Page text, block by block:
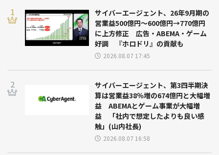
サイバーエージェント、26年9月期の
営業益500億円～600億円→770億円
に上方修正 広告・ABEMA・ゲーム
好調 『ホロドリ』の貢献も
2026.08.07 17:45
サイバーエージェント、第3四半期決
算は営業益38％増の674億円と大幅増
益 ABEMAとゲーム事業が大幅増
益 「社内で想定したよりも良い感
触」(山内社長)
2026.08.07 16:58